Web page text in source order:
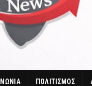
ΠΟΛΙΤΙΣΜΟΣ